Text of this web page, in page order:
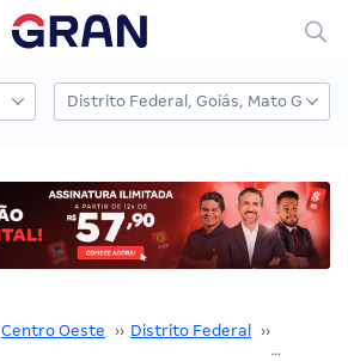
Centro Oeste ›› Distrito Federal ››